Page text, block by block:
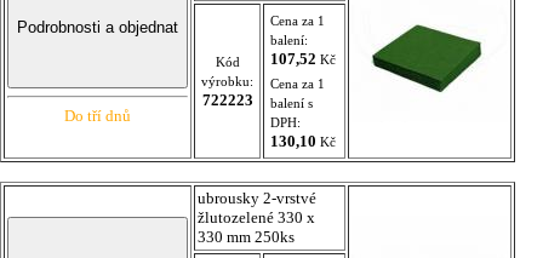
Do tří dnů
Kód
výrobku:
722223
Cena za 1
balení:
107,52 Kč
Cena za 1
balení s
DPH:
130,10 Kč
ubrousky 2-vrstvé
žlutozelené 330 x
330 mm 250ks